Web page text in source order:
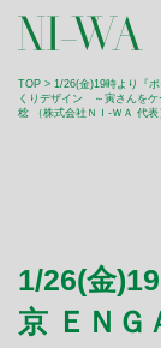
TOP > 1/26(金)19時より『
くりデザイン ～寅さんをケ
稔 （株式会社ＮＩ-ＷＡ 代
1/26(金
京 ＥＮＧ